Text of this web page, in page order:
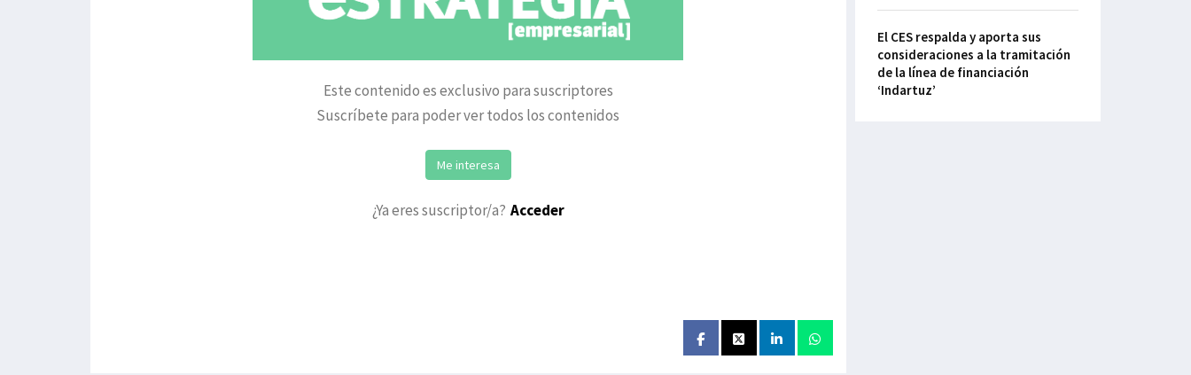
Este contenido es exclusivo para suscriptores
Suscríbete para poder ver todos los contenidos
Me interesa
¿Ya eres suscriptor/a? Acceder
El CES respalda y aporta sus
consideraciones a la tramitación
de la línea de financiación
‘Indartuz’